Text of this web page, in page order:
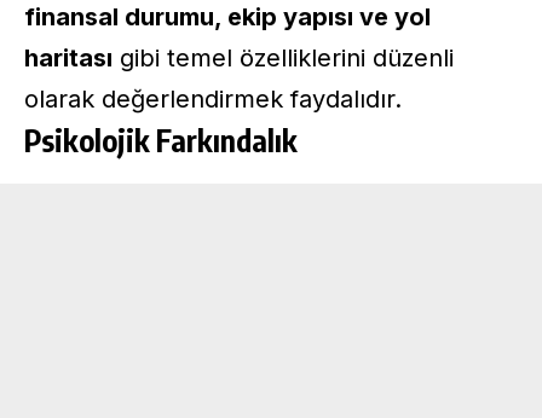
finansal durumu, ekip yapısı ve yol
haritası gibi temel özelliklerini düzenli
olarak değerlendirmek faydalıdır.
Psikolojik Farkındalık